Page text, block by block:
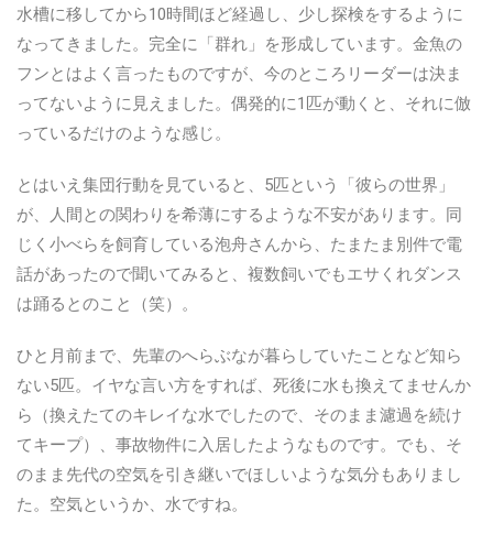
水槽に移してから10時間ほど経過し、少し探検をするように
なってきました。完全に「群れ」を形成しています。金魚の
フンとはよく言ったものですが、今のところリーダーは決ま
ってないように見えました。偶発的に1匹が動くと、それに倣
っているだけのような感じ。
とはいえ集団行動を見ていると、5匹という「彼らの世界」
が、人間との関わりを希薄にするような不安があります。同
じく小べらを飼育している泡舟さんから、たまたま別件で電
話があったので聞いてみると、複数飼いでもエサくれダンス
は踊るとのこと（笑）。
ひと月前まで、先輩のへらぶなが暮らしていたことなど知ら
ない5匹。イヤな言い方をすれば、死後に水も換えてませんか
ら（換えたてのキレイな水でしたので、そのまま濾過を続け
てキープ）、事故物件に入居したようなものです。でも、そ
のまま先代の空気を引き継いでほしいような気分もありまし
た。空気というか、水ですね。